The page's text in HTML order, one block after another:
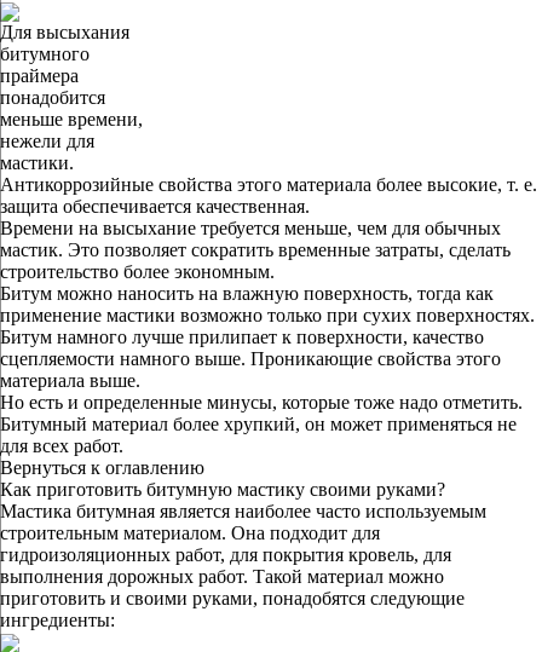
Для высыхания
битумного
праймера
понадобится
меньше времени,
нежели для
мастики.
Антикоррозийные свойства этого материала более высокие, т. е.
защита обеспечивается качественная.
Времени на высыхание требуется меньше, чем для обычных
мастик. Это позволяет сократить временные затраты, сделать
строительство более экономным.
Битум можно наносить на влажную поверхность, тогда как
применение мастики возможно только при сухих поверхностях.
Битум намного лучше прилипает к поверхности, качество
сцепляемости намного выше. Проникающие свойства этого
материала выше.
Но есть и определенные минусы, которые тоже надо отметить.
Битумный материал более хрупкий, он может применяться не
для всех работ.
Вернуться к оглавлению
Как приготовить битумную мастику своими руками?
Мастика битумная является наиболее часто используемым
строительным материалом. Она подходит для
гидроизоляционных работ, для покрытия кровель, для
выполнения дорожных работ. Такой материал можно
приготовить и своими руками, понадобятся следующие
ингредиенты: